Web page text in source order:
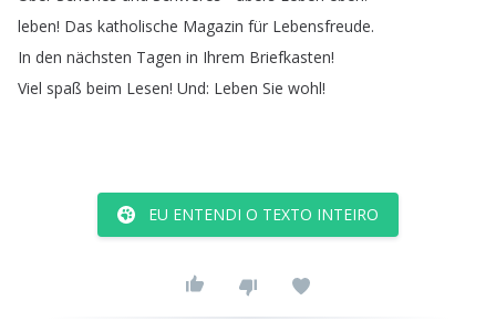
leben! Das katholische Magazin für Lebensfreude.
In den nächsten Tagen in Ihrem Briefkasten!
Viel spaß beim Lesen! Und: Leben Sie wohl!
EU ENTENDI O TEXTO INTEIRO